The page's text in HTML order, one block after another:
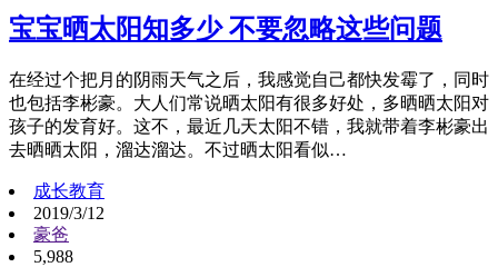
宝宝晒太阳知多少 不要忽略这些问题
在经过个把月的阴雨天气之后，我感觉自己都快发霉了，同时
也包括李彬豪。大人们常说晒太阳有很多好处，多晒晒太阳对
孩子的发育好。这不，最近几天太阳不错，我就带着李彬豪出
去晒晒太阳，溜达溜达。不过晒太阳看似…
成长教育
2019/3/12
豪爸
5,988